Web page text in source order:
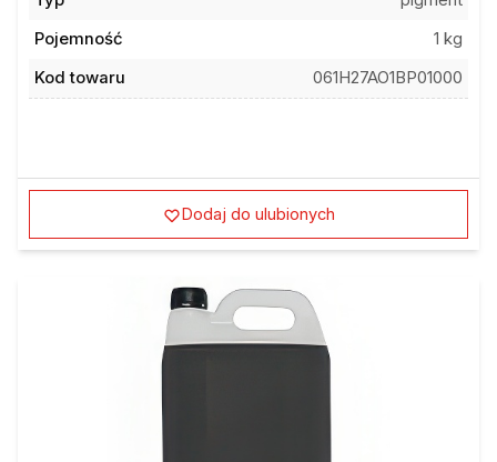
Pojemność
1 kg
Kod towaru
061H27AO1BP01000
Dodaj do ulubionych